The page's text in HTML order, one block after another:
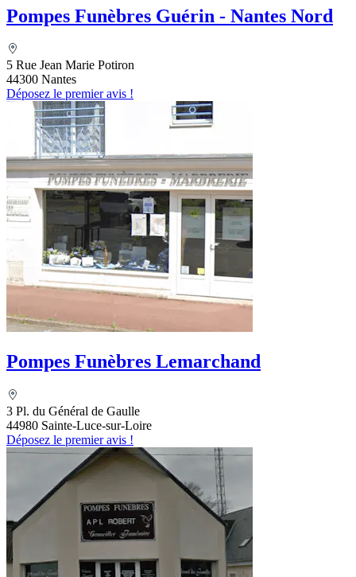
Pompes Funèbres Guérin - Nantes Nord
5 Rue Jean Marie Potiron
44300 Nantes
Déposez le premier avis !
Pompes Funèbres Lemarchand
3 Pl. du Général de Gaulle
44980 Sainte-Luce-sur-Loire
Déposez le premier avis !